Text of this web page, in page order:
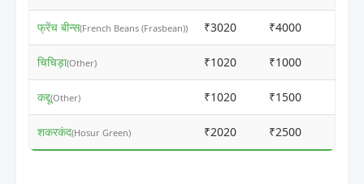
फ्रेंच बीन्स(French Beans (Frasbean)) ₹3020 ₹4000
चिचिड़ा(Other) ₹1020 ₹1000
कद्दू(Other) ₹1020 ₹1500
शकरकंद(Hosur Green) ₹2020 ₹2500